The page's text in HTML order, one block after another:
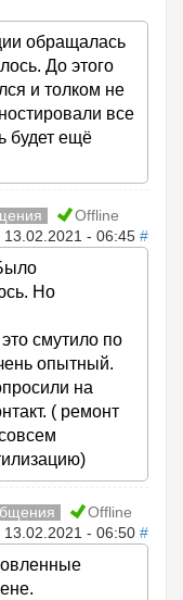
обращалась
До этого
и толком не
все
будет ещё
Offline
- 06:45 #
Но
смутило по
опытный.
на
( ремонт
Offline
- 06:50 #